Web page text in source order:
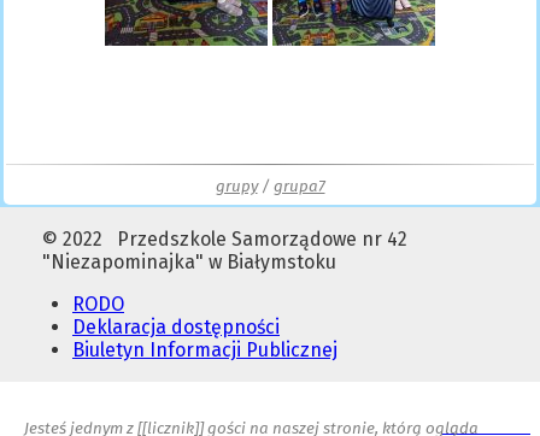
grupy / grupa7
© 2022 Przedszkole Samorządowe nr 42
"Niezapominajka" w Białymstoku
RODO
Deklaracja dostępności
Biuletyn Informacji Publicznej
Jesteś jednym z [[licznik]] gości na naszej stronie, którą ogląda